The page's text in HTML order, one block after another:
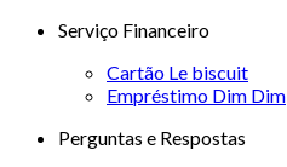
Serviço Financeiro
Cartão Le biscuit
Empréstimo Dim Dim
Perguntas e Respostas